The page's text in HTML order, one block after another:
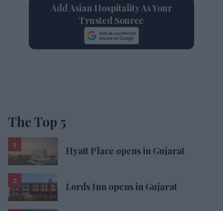
Add Asian Hospitality As Your
Trusted Source
The Top 5
Hyatt Place opens in Gujarat
Lords Inn opens in Gujarat